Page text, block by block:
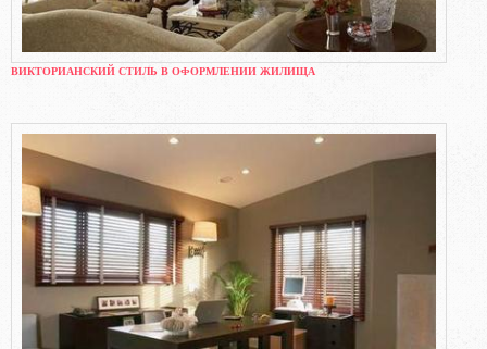
ВИКТОРИАНСКИЙ СТИЛЬ В ОФОРМЛЕНИИ ЖИЛИЩА